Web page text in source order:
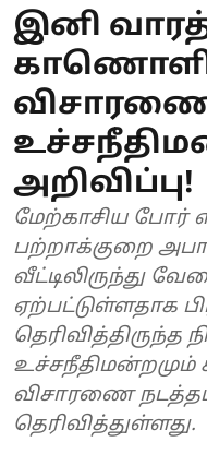
இனி
காணொளி
அறிவிப்பு!
மேற்காசிய போர்
பற்றாக்குறை
வீட்டிலிருந்து
ஏற்பட்டுள்ளதாக
தெரிவித்திருந்த
விசாரணை
தெரிவித்துள்ளது.